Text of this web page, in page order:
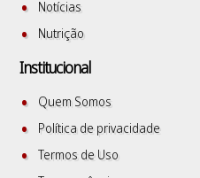
Notícias
Nutrição
Institucional
Quem Somos
Política de privacidade
Termos de Uso